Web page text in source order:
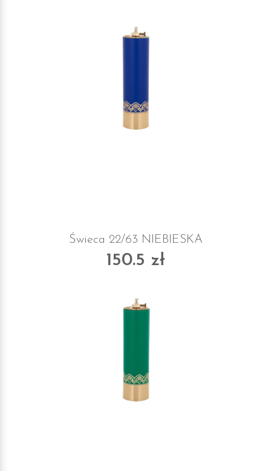
Świeca 22/63 NIEBIESKA
150.5 zł